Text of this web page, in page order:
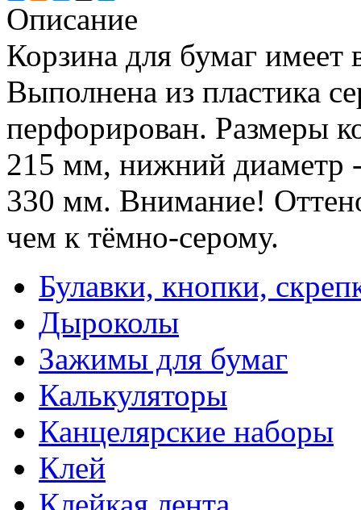
Описание
Корзина для бумаг имеет
Выполнена из пластика
перфорирован. Размеры
215 мм, нижний диаметр
330 мм. Внимание!
чем к тёмно-серому.
Булавки, кнопки,
Дыроколы
Зажимы для бумаг
Калькуляторы
Канцелярские наборы
Клей